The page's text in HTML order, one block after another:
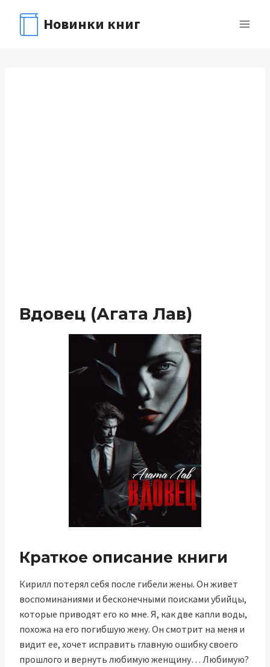
содержимому
Новинки книг
Вдовец (Агата Лав)
Краткое описание книги
Кирилл потерял себя после гибели жены. Он живет
воспоминаниями и бесконечными поисками убийцы,
которые приводят его ко мне. Я, как две капли воды,
похожа на его погибшую жену. Он смотрит на меня и
видит ее, хочет исправить главную ошибку своего
прошлого и вернуть любимую женщину… Любимую?